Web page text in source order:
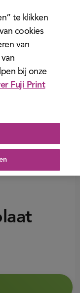
te klikken
cookies
van
bij onze
Fuji Print